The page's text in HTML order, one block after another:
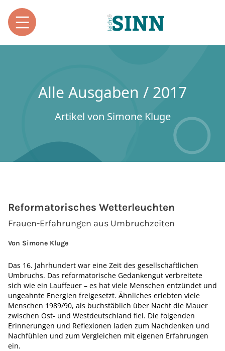
Alle Ausgaben / 2017
Artikel von Simone Kluge
Reformatorisches Wetterleuchten
Frauen-Erfahrungen aus Umbruchzeiten
Von Simone Kluge
Das 16. Jahrhundert war eine Zeit des gesellschaftlichen
Umbruchs. Das reformatorische Gedankengut verbreitete
sich wie ein Lauffeuer – es hat viele Menschen entzündet und
ungeahnte Energien freigesetzt. Ähnliches erlebten viele
Menschen 1989/90, als buchstäblich über Nacht die Mauer
zwischen Ost- und Westdeutschland fiel. Die folgenden
Erinnerungen und Reflexionen laden zum Nachdenken und
Nachfühlen und zum Vergleichen mit eigenen Erfahrungen
ein.